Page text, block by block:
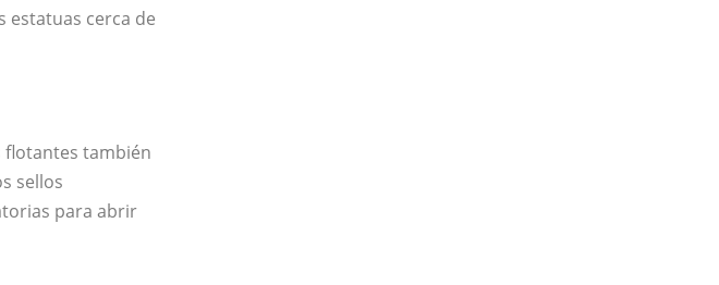
estatuas cerca de
flotantes también
sellos
para abrir